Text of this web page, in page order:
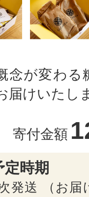
念が変わる
届けいたし
寄付金額
時期
発送 （お届